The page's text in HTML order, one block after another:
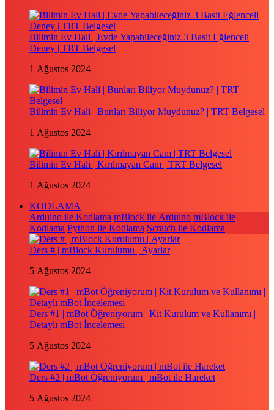
Bilimin Ev Hali | Evde Yapabileceğiniz 3 Basit Eğlenceli
Deney | TRT Belgesel
1 Ağustos 2024
Bilimin Ev Hali | Bunları Biliyor Muydunuz? | TRT Belgesel
1 Ağustos 2024
Bilimin Ev Hali | Kırılmayan Cam | TRT Belgesel
1 Ağustos 2024
KODLAMA
Arduino ile Kodlama mBlock ile Arduino mBlock ile
Kodlama Python ile Kodlama Scratch ile Kodlama
Ders # | mBlock Kurulumu | Ayarlar
5 Ağustos 2024
Ders #1 | mBot Öğreniyorum | Kit Kurulum ve Kullanımı |
Detaylı mBot İncelemesi
5 Ağustos 2024
Ders #2 | mBot Öğreniyorum | mBot ile Hareket
5 Ağustos 2024